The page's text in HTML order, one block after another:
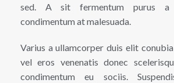
sed. A sit fermentum purus a
condimentum at malesuada.
Varius a ullamcorper duis elit
vel eros venenatis donec
condimentum eu sociis.